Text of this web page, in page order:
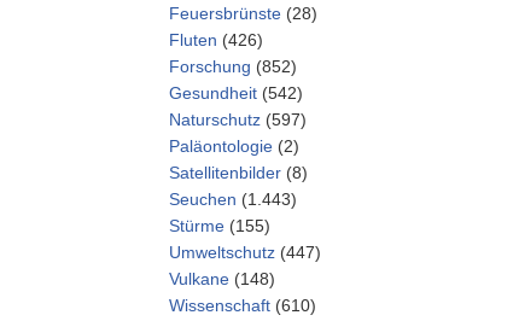
Feuersbrünste (28)
Fluten (426)
Forschung (852)
Gesundheit (542)
Naturschutz (597)
Paläontologie (2)
Satellitenbilder (8)
Seuchen (1.443)
Stürme (155)
Umweltschutz (447)
Vulkane (148)
Wissenschaft (610)